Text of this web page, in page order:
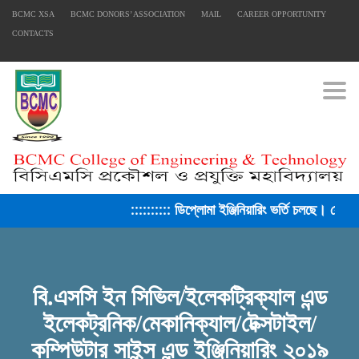
BCMC XSA BCMC DONORS’ ASSOCIATION MAIL CAREER OPPORTUNITY
CONTACTS
:::::::::: ডিপ্লোমা ইঞ্জিনিয়ারিং ভর্তি চলছে।
বি.এসসি ইন সিভিল/ইলেকট্রিক্যাল এন্ড
ইলেকট্রনিক/মেকানিক্যাল/টেক্সটাইল/
কম্পিউটার সাইন্স এন্ড ইঞ্জিনিয়ারিং ২০১৯
FACEBOOK PRIMARY PAGE